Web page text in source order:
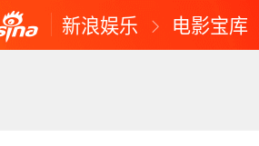
新浪娱乐 电影宝库